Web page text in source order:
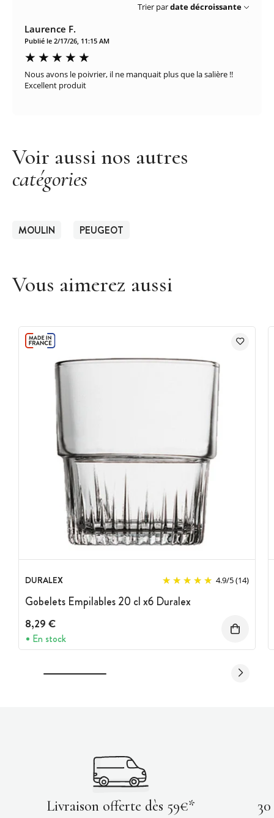
Trier pardate décroissante
Laurence F.
Publié le 2/17/26, 11:15 AM
Nous avons le poivrier, il ne manquait plus que la salière !!
Excellent produit
Voir aussi nos autres
catégories
MOULIN PEUGEOT
Vous aimerez aussi
DURALEX 4.9/5(14)
Gobelets Empilables 20 cl x6 Duralex
8,29 €
En stock
Livraison offerte dès 59€*